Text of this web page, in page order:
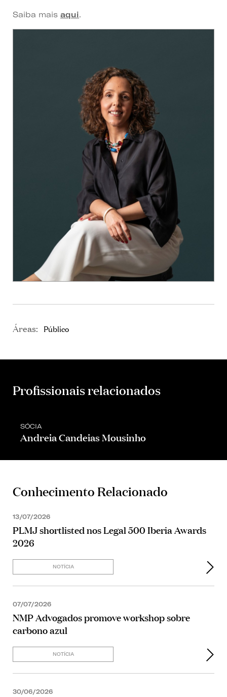
Saiba mais aqui.
Áreas: Público
Profissionais relacionados
SÓCIA
Andreia Candeias Mousinho
Conhecimento Relacionado
13/07/2026
PLMJ shortlisted nos Legal 500 Iberia Awards
2026
NOTÍCIA
07/07/2026
NMP Advogados promove workshop sobre
carbono azul
NOTÍCIA
30/06/2026